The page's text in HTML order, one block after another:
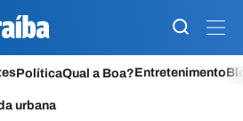
PolíticaQual a Boa?Entretenimento
urbana